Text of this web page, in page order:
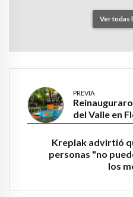
Ver todas
PREVIA
del Valle en
Kreplak advirtió
personas "no
los